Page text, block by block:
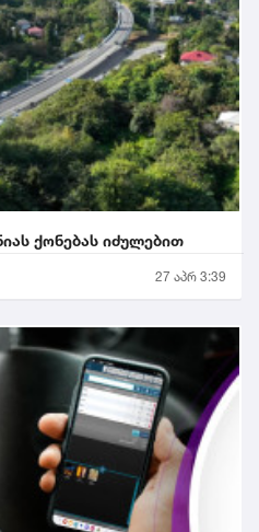
ქონებას იძულებით
27 აპრ 3:39